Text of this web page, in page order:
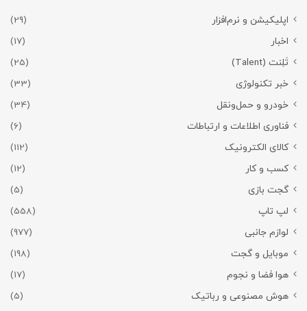
اپلیکیشن و نرم‌افزار
(29)
اخبار
(17)
تَلِنت (Talent)
(25)
خبر تکنولوژی
(33)
خودرو و حمل‌و‌نقل
(34)
فناوری اطلاعات و ارتباطات
(6)
کالای الکترونیک
(112)
کسب و کار
(12)
گجت بازی
(5)
لپ تاپ
(558)
لوازم جانبی
(977)
موبایل و گجت
(198)
هوا فضا و نجوم
(17)
هوش مصنوعی و رباتیک
(5)